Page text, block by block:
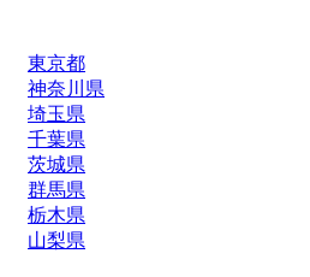
東京都
神奈川県
埼玉県
千葉県
茨城県
群馬県
栃木県
山梨県